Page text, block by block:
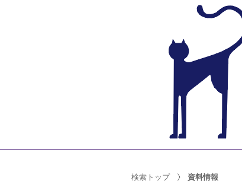
検索トップ 資料情報